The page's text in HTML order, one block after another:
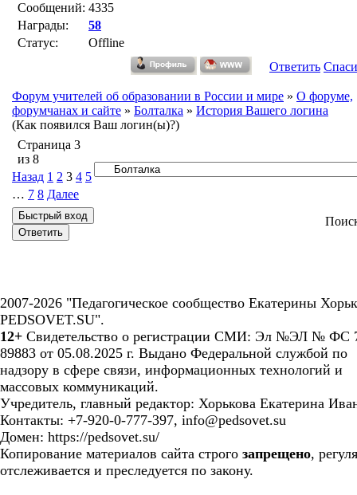
Сообщений: 4335
Награды:
58
Статус:
Offline
Ответить
Форум учителей об образовании в России и мире » О форуме,
форумчанах и сайте » Болталка » История Вашего логина
(Как появился Ваш логин(ы)?)
Страница 3
из 8
Назад 1 2 3 4 5
… 7 8 Далее
2007-2026 "Педагогическое сообщество Екатерины
PEDSOVET.SU".
12+ Свидетельство о регистрации СМИ: Эл №ЭЛ № ФС
89883 от 05.08.2025 г. Выдано Федеральной службой по
надзору в сфере связи, информационных технологий и
массовых коммуникаций.
Учредитель, главный редактор: Хорькова Екатерина
Контакты: +7-920-0-777-397, info@pedsovet.su
Домен: https://pedsovet.su/
Копирование материалов сайта строго запрещено,
отслеживается и преследуется по закону.